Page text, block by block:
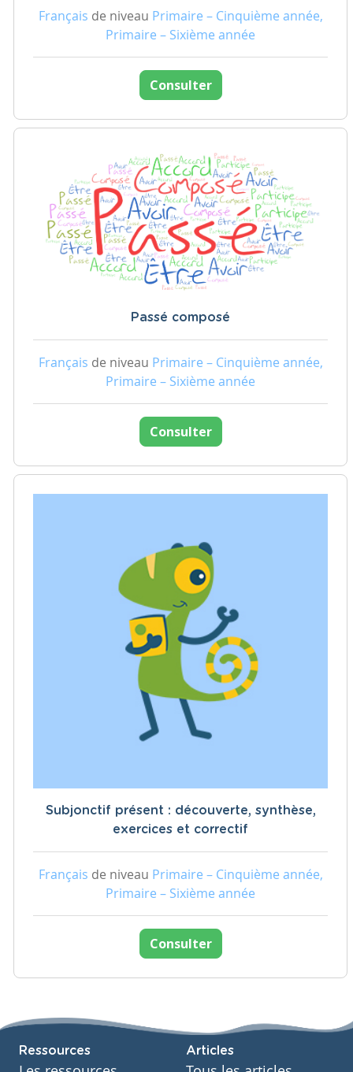
Français de niveau Primaire – Cinquième année,
Primaire – Sixième année
Consulter
Passé composé
Français de niveau Primaire – Cinquième année,
Primaire – Sixième année
Consulter
Subjonctif présent : découverte, synthèse,
exercices et correctif
Français de niveau Primaire – Cinquième année,
Primaire – Sixième année
Consulter
Ressources Articles